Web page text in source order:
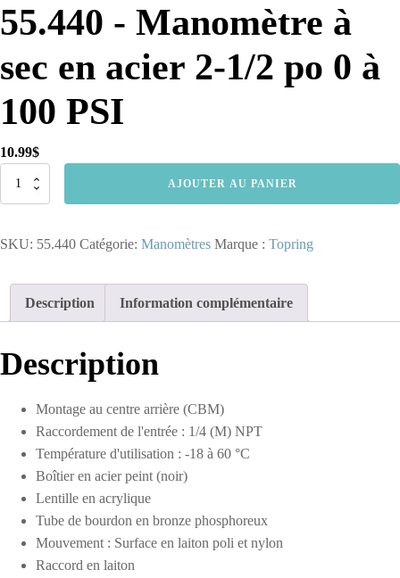
55.440 - Manomètre à
sec en acier 2-1/2 po 0 à
100 PSI
10.99$
quantité
Manomètre
AJOUTER AU PANIER
SKU: 55.440 Catégorie: Manomètres Marque : Topring
Description Information complémentaire
Description
Montage au centre arrière (CBM)
Raccordement de l'entrée : 1/4 (M) NPT
Température d'utilisation : -18 à 60 °C
Boîtier en acier peint (noir)
Lentille en acrylique
Tube de bourdon en bronze phosphoreux
Mouvement : Surface en laiton poli et nylon
Raccord en laiton